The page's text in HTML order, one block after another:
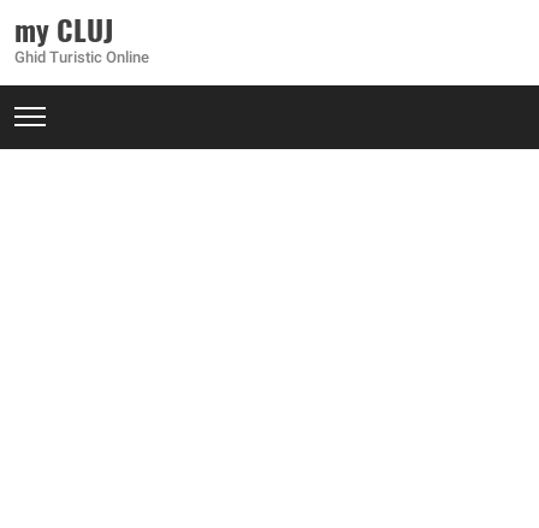
my CLUJ
Ghid Turistic Online